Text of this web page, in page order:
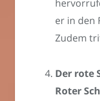
er in den
Zudem
Der rote
Roter